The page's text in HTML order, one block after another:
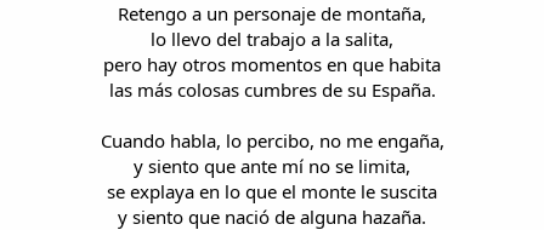
o
Retengo a un personaje de montaña,
lo llevo del trabajo a la salita,
pero hay otros momentos en que habita
las más colosas cumbres de su España.
Cuando habla, lo percibo, no me engaña,
y siento que ante mí no se limita,
se explaya en lo que el monte le suscita
y siento que nació de alguna hazaña.